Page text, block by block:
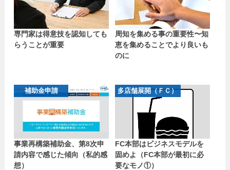
専門家は得意技を認知しても
らうことが重要
周知を集める事の重要性〜知
恵を集めることでより良いも
のに
補助金申請
事業再構築補助金、第8次申
請内容で感じた傾向（私的感
想）
多店舗展開（ＦＣ）
FC本部はビジネスモデルを
固めよ（FC本部が最初に必
要なモノ①）